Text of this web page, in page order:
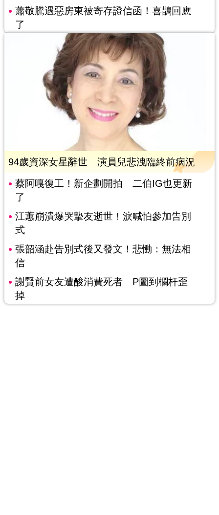
蕭敬騰遇惡房東被寄存證信函！喜鵲回應
了
94歲資深女星辭世 演員兒悲洩臨終前病況
蔡阿嘎復工！新企劃開拍 二伯IG也更新
了
江蕙崩潰爆哭摯友逝世！淚喊怕參加告別
式
張韶涵赴告別式後又發文！悲慟：無法相
信
謝賢前女友遭酸消費死者 P圖到欄杆歪
掉